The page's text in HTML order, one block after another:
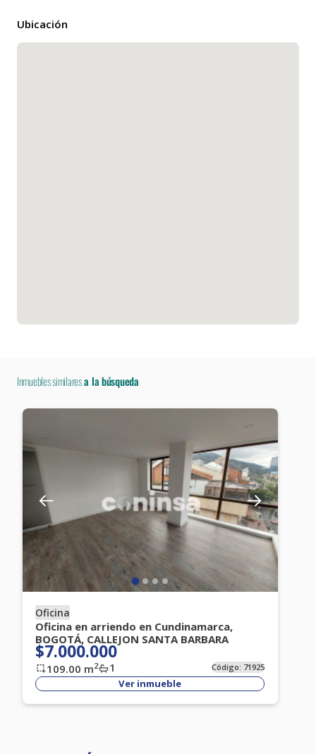
Ubicación
Inmuebles similaresa la búsqueda
Oficina
Oficina en arriendo en Cundinamarca,
BOGOTÁ, CALLEJON SANTA BARBARA
$7.000.000
109.00 m2 1 Código: 71925
Ver inmueble